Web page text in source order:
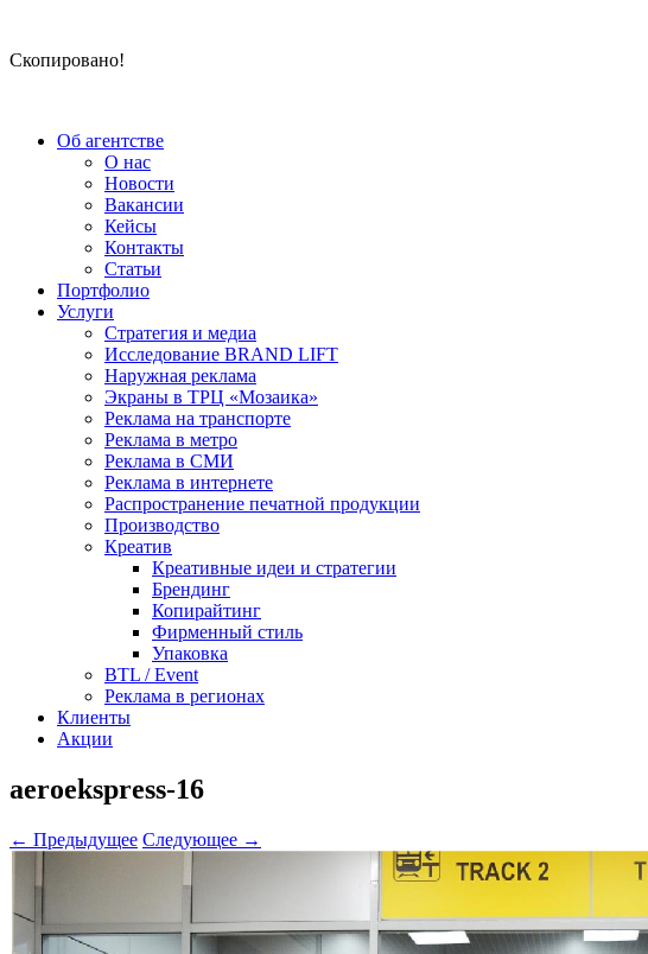
Скопировано!
Об агентстве
О нас
Новости
Вакансии
Кейсы
Контакты
Статьи
Портфолио
Услуги
Стратегия и медиа
Исследование BRAND LIFT
Наружная реклама
Экраны в ТРЦ «Мозаика»
Реклама на транспорте
Реклама в метро
Реклама в СМИ
Реклама в интернете
Распространение печатной продукции
Производство
Креатив
Креативные идеи и стратегии
Брендинг
Копирайтинг
Фирменный стиль
Упаковка
BTL / Event
Реклама в регионах
Клиенты
Акции
aeroekspress-16
← Предыдущее Следующее →